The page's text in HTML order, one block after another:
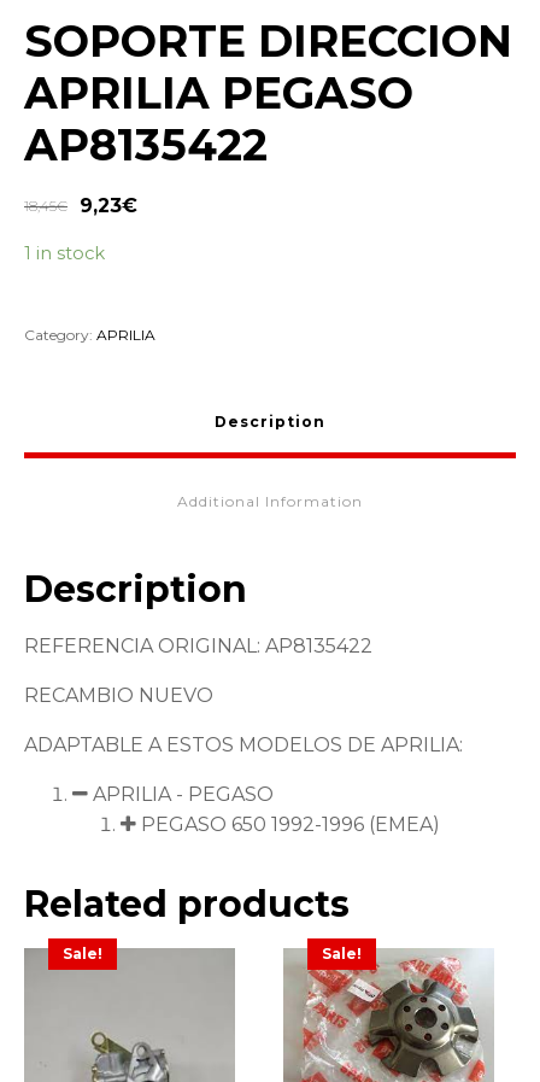
SOPORTE DIRECCION
APRILIA PEGASO
AP8135422
18,45€ 9,23€
1 in stock
Category: APRILIA
Description
Additional Information
Description
REFERENCIA ORIGINAL: AP8135422
RECAMBIO NUEVO
ADAPTABLE A ESTOS MODELOS DE APRILIA:
APRILIA - PEGASO
PEGASO 650 1992-1996 (EMEA)
Related products
Sale! Sale!